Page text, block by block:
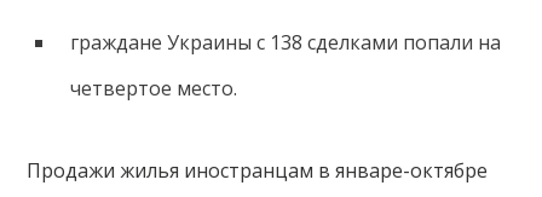
граждане Украины с 138 сделками попали на
четвертое место.
Продажи жилья иностранцам в январе-октябре